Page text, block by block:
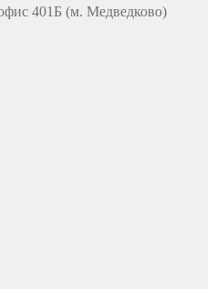
401Б (м. Медведково)